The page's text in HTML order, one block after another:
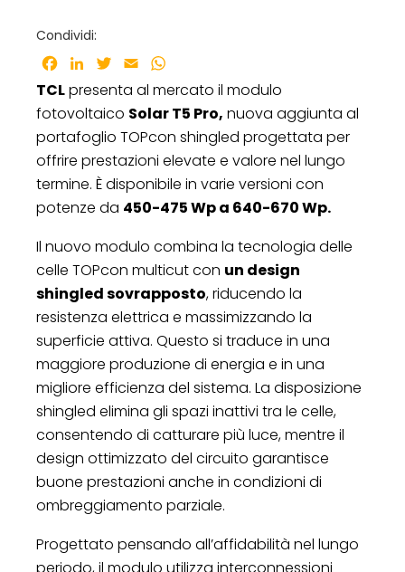
Condividi:
Facebook
LinkedInTwitter
Email
TCLpresenta al mercato il modulo
fotovoltaico Solar T5 Pro, nuova aggiunta al
portafoglio TOPcon shingled progettata per
offrire prestazioni elevate e valore nel lungo
termine. È disponibile in varie versioni con
potenze da 450-475 Wp a 640-670 Wp.
Il nuovo modulo combina la tecnologia delle
celle TOPcon multicut con un design
shingled sovrapposto, riducendo la
resistenza elettrica e massimizzando la
superficie attiva. Questo si traduce in una
maggiore produzione di energia e in una
migliore efficienza del sistema. La disposizione
shingled elimina gli spazi inattivi tra le celle,
consentendo di catturare più luce, mentre il
design ottimizzato del circuito garantisce
buone prestazioni anche in condizioni di
ombreggiamento parziale.
Progettato pensando all’affidabilità nel lungo
periodo, il modulo utilizza interconnessioni